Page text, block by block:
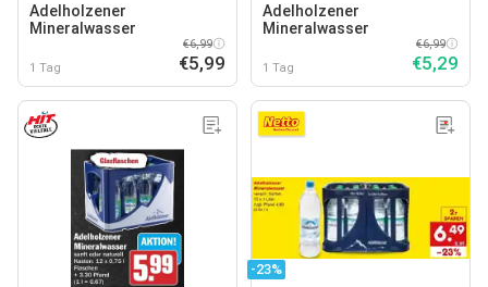
Adelholzener
Mineralwasser
1 Tag
€6,99
€5,99
Adelholzener
Mineralwasser
1 Tag
€6,99
€5,29
-23%